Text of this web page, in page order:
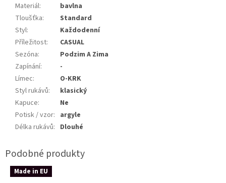
Materiál:
bavlna
Tloušťka:
Standard
Styl:
Každodenní
Příležitost:
CASUAL
Sezóna:
Podzim A Zima
Zapínání:
-
Límec:
O-KRK
Styl rukávů:
klasický
Kapuce:
Ne
Potisk / vzor: argyle
Délka rukávů: Dlouhé
Made in EU